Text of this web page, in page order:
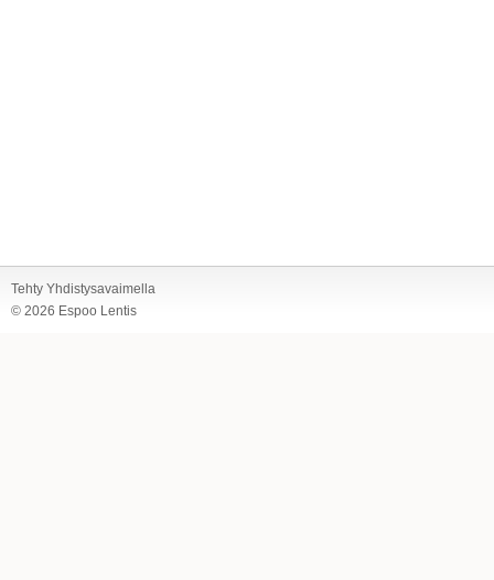
Tehty Yhdistysavaimella
© 2026 Espoo Lentis